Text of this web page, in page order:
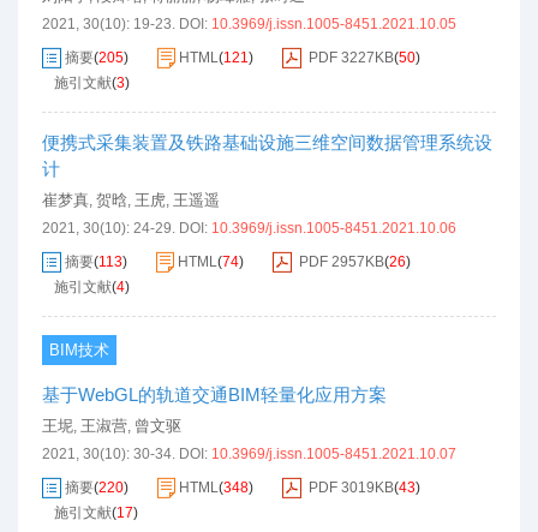
2021, 30(10): 19-23. DOI: 10.3969/j.issn.1005-8451.2021.10.05
摘要(205) HTML(121) PDF 3227KB(50)
施引文献(3)
便携式采集装置及铁路基础设施三维空间数据管理系统设
计
崔梦真, 贺晗, 王虎, 王遥遥
2021, 30(10): 24-29. DOI: 10.3969/j.issn.1005-8451.2021.10.06
摘要(113) HTML(74) PDF 2957KB(26)
施引文献(4)
BIM技术
基于WebGL的轨道交通BIM轻量化应用方案
王坭, 王淑营, 曾文驱
2021, 30(10): 30-34. DOI: 10.3969/j.issn.1005-8451.2021.10.07
摘要(220) HTML(348) PDF 3019KB(43)
施引文献(17)